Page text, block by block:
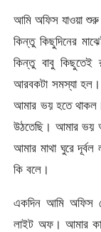
আমি অফিস যাওয়া শুরু
কিন্তু কিছুদিনের
কিন্তু বাবু কিছুতেই
আরবকটা সমস্যা হল।
আমার ভয় হতে
উঠতেছি। আমার ভয়
আমার মাথা ঘুরে
কি বলে।
একদিন আমি অফিস
লাইট অফ। আমার